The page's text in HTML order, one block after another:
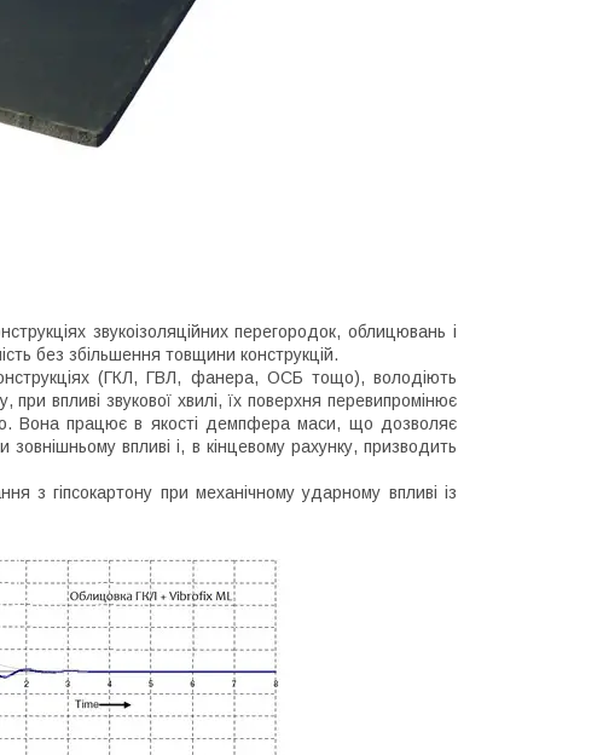
звукоізоляційних перегородок, облицювань і
без збільшення товщини конструкцій.
(ГКЛ, ГВЛ, фанера, ОСБ тощо), володіють
впливі звукової хвилі, їх поверхня перевипромінює
Вона працює в якості демпфера маси, що дозволяє
впливі і, в кінцевому рахунку, призводить
з гіпсокартону при механічному ударному впливі із